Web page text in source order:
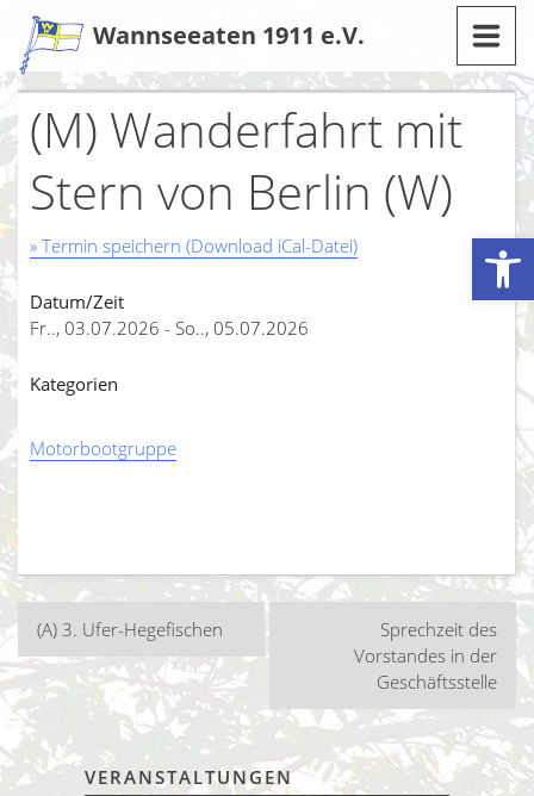
Werkzeugleiste öffnen
Zum
Inhalt
Wannseeaten 1911 e.V.
(M) Wanderfahrt mit
Stern von Berlin (W)
» Termin speichern (Download iCal-Datei)
Datum/Zeit
Fr.., 03.07.2026 - So.., 05.07.2026
Kategorien
Motorbootgruppe
Beitragsnavigation
(A) 3. Ufer-Hegefischen
Sprechzeit des
Vorstandes in der
Geschäftsstelle
VERANSTALTUNGEN